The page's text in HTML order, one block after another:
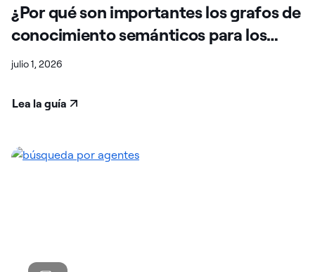
¿Por qué son importantes los grafos de
conocimiento semánticos para los
analistas de datos de IA?
julio 1, 2026
Lea la guía